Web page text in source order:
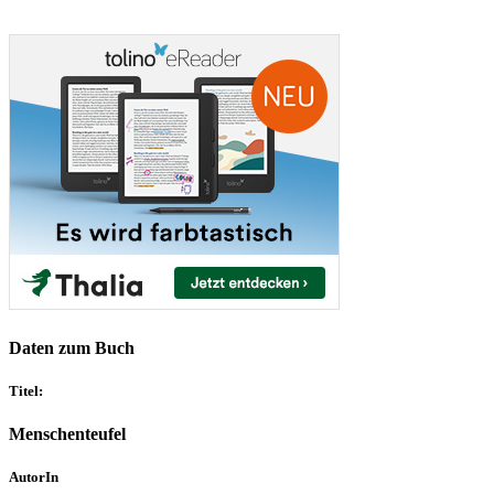
Daten zum Buch
Titel:
Menschenteufel
AutorIn